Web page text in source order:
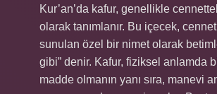
Kur’an’da kafur, genellikle
olarak tanımlanır. Bu içecek,
sunulan özel bir nimet olarak
gibi” denir. Kafur, fiziksel anlamda
madde olmanın yanı sıra, manevi